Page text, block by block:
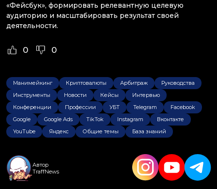
«Фейсбук», формировать релевантную целевую
аудиторию и масштабировать результат своей
деятельности.
0 0
Манимейкинг Криптовалюты Арбитраж
Руководства
Инструменты
Новости Кейсы
Интервью
Конференции
Профессии УБТ Telegram
Facebook
Google
Google Ads TikTok Instagram
Вконтакте
YouTube
Яндекс Общие темы База знаний
Автор
TraffNews